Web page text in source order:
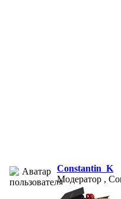
Constantin_K
Модератор ,